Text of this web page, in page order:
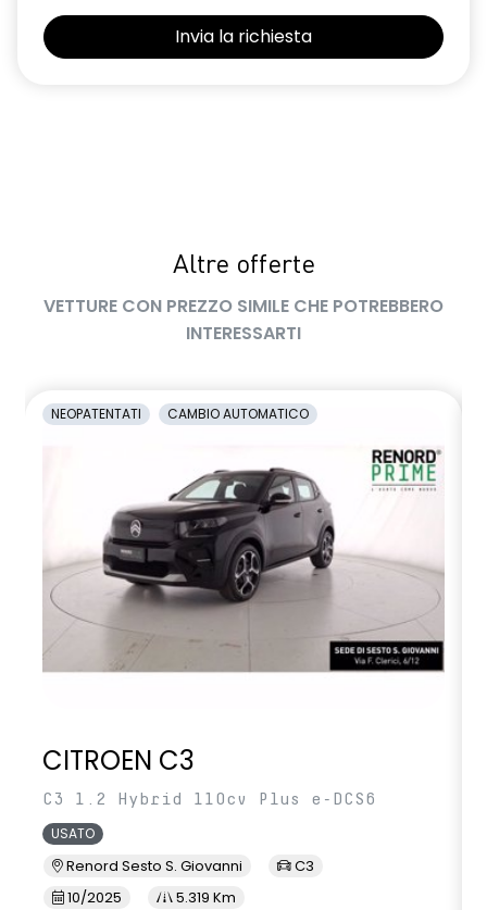
Selleria Stepway in tessuto blu e nero
Volante regolabile in altezza e profondità
Altre offerte
VETTURE CON PREZZO SIMILE CHE POTREBBERO
INTERESSARTI
NEOPATENTATI CAMBIO AUTOMATICO
CITROEN C3
C3 1.2 Hybrid 110cv Plus e-DCS6
USATO
Renord Sesto S. Giovanni
C3
10/2025
5.319 Km